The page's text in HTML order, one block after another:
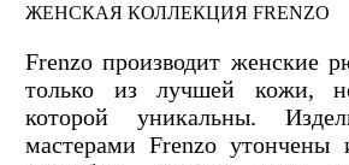
ЖЕНСКАЯ КОЛЛЕКЦИЯ FRENZO
Frenzo производит женские
только из лучшей кожи,
которой уникальны.
мастерами Frenzo утончены